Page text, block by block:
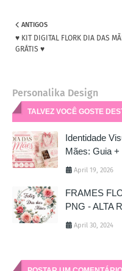
ANTIGOS
♥ KIT DIGITAL FLORK DIA DAS
GRÁTIS ♥
Personalika Design
TALVEZ VOCÊ GOSTE
Identidade
Mães: Guia
April 19, 2026
FRAMES
PNG - ALTA
April 30, 2024